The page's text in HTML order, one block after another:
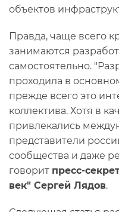
объектов
Правда, чаще всего
занимаются
самостоятельно.
проходила в
прежде всего это
коллектива. Хотя в
привлекались
представители
сообщества и даже
говорит пресс-
век" Сергей Лядов.